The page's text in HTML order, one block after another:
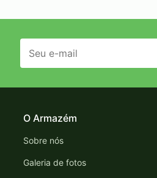
O Armazém
Sobre nós
Galeria de fotos